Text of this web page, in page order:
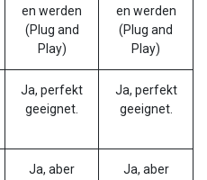
en werden
(Plug and
Play)
en werden
(Plug and
Play)
Ja, perfekt
geeignet.
Ja, perfekt
geeignet.
Ja, aber
Ja, aber